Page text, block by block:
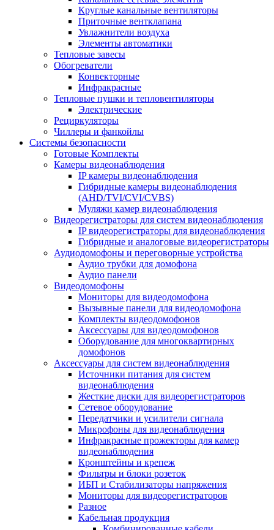
Круглые канальные вентиляторы
Приточные вентклапана
Увлажнители воздуха
Элементы автоматики
Тепловые завесы
Обогреватели
Конвекторные
Инфракрасные
Тепловые пушки и тепловентиляторы
Электрические
Рециркуляторы
Чиллеры и фанкойлы
Системы безопасности
Готовые Комплекты
Камеры видеонаблюдения
IP камеры видеонаблюдения
Гибридные камеры видеонаблюдения
(AHD/TVI/CVI/CVBS)
Муляжи камер видеонаблюдения
Видеорегистраторы для систем видеонаблюдения
IP видеорегистраторы для видеонаблюдения
Гибридные и аналоговые видеорегистраторы
Аудиодомофоны и переговорные устройства
Аудио трубки для домофона
Аудио панели
Видеодомофоны
Мониторы для видеодомофона
Вызывные панели для видеодомофона
Комплекты видеодомофонов
Аксессуары для видеодомофонов
Оборудование для многоквартирных
домофонов
Аксессуары для систем видеонаблюдения
Источники питания для систем
видеонаблюдения
Жесткие диски для видеорегистраторов
Сетевое оборудование
Передатчики и усилители сигнала
Микрофоны для видеонаблюдения
Инфракрасные прожекторы для камер
видеонаблюдения
Кронштейны и крепеж
Фильтры и блоки розеток
ИБП и Стабилизаторы напряжения
Мониторы для видеорегистраторов
Разное
Кабельная продукция